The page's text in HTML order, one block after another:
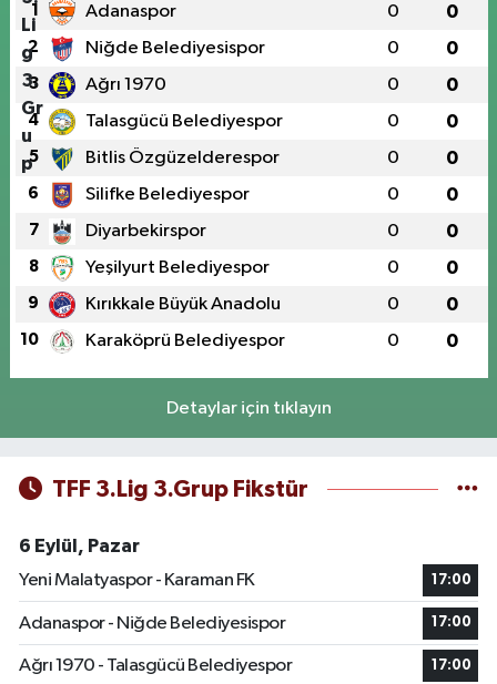
1 Adanaspor 0 0
2 Niğde Belediyesispor 0 0
3 Ağrı 1970 0 0
4 Talasgücü Belediyespor 0 0
5 Bitlis Özgüzelderespor 0 0
6 Silifke Belediyespor 0 0
7 Diyarbekirspor 0 0
8 Yeşilyurt Belediyespor 0 0
9 Kırıkkale Büyük Anadolu 0 0
10 Karaköprü Belediyespor 0 0
Detaylar için tıklayın
TFF 3.Lig 3.Grup Fikstür
6 Eylül, Pazar
Yeni Malatyaspor - Karaman FK
17:00
Adanaspor - Niğde Belediyesispor 17:00
Ağrı 1970 - Talasgücü Belediyespor 17:00